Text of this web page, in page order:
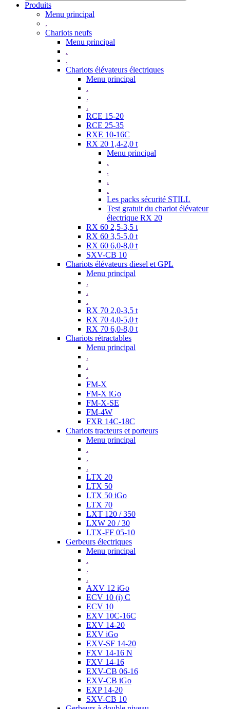
Produits
Menu principal
.
Chariots neufs
Menu principal
.
.
Chariots élévateurs électriques
Menu principal
.
.
.
RCE 15-20
RCE 25-35
RXE 10-16C
RX 20 1,4-2,0 t
Menu principal
.
.
.
.
Les packs sécurité STILL
Test gratuit du chariot élévateur
électrique RX 20
RX 60 2,5-3,5 t
RX 60 3,5-5,0 t
RX 60 6,0-8,0 t
SXV-CB 10
Chariots élévateurs diesel et GPL
Menu principal
.
.
.
RX 70 2,0-3,5 t
RX 70 4,0-5,0 t
RX 70 6,0-8,0 t
Chariots rétractables
Menu principal
.
.
.
FM-X
FM-X iGo
FM-X-SE
FM-4W
FXR 14C-18C
Chariots tracteurs et porteurs
Menu principal
.
.
.
LTX 20
LTX 50
LTX 50 iGo
LTX 70
LXT 120 / 350
LXW 20 / 30
LTX-FF 05-10
Gerbeurs électriques
Menu principal
.
.
.
AXV 12 iGo
ECV 10 (i) C
ECV 10
EXV 10C-16C
EXV 14-20
EXV iGo
EXV-SF 14-20
FXV 14-16 N
FXV 14-16
EXV-CB 06-16
EXV-CB iGo
EXP 14-20
SXV-CB 10